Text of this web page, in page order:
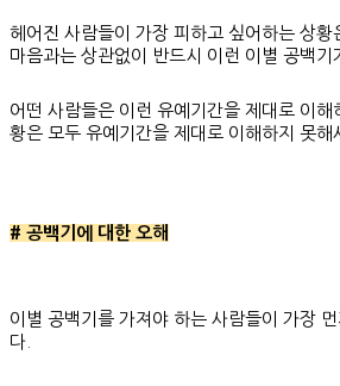
헤어진 사람들이 가장 피하고 싶어하는 상
마음과는 상관없이 반드시 이런 이별 공백
어떤 사람들은 이런 유예기간을 제대로 이
황은 모두 유예기간을 제대로 이해하지 못해
# 공백기에 대한 오해
이별 공백기를 가져야 하는 사람들이 가장
다.